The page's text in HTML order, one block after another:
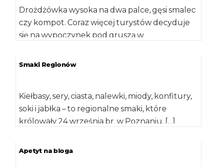
Drożdżówka wysoka na dwa palce, gęsi smalec
czy kompot. Coraz więcej turystów decyduje
się na wypoczynek pod gruszą w
Smaki Regionów
Kiełbasy, sery, ciasta, nalewki, miody, konfitury,
soki i jabłka – to regionalne smaki, które
królowały 24 września br. w Poznaniu. […]
Apetyt na bloga